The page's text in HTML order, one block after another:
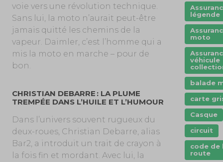
voie vers une révolution technique.
Sans lui, la moto n’aurait peut-être
jamais quitté les chemins de la
vapeur. Daimler, c’est l’homme qui a
mis la moto en marche – pour de
bon.
CHRISTIAN DEBARRE : LA PLUME
TREMPÉE DANS L’HUILE ET L’HUMOUR
Dans l’univers souvent rugueux du
deux-roues, Christian Debarre, alias
Bar2, a introduit un trait de crayon à
la fois fin et mordant. Avec lui, la
légende
moto
véhicule
balade
carte
Casque
circuit
code de
route